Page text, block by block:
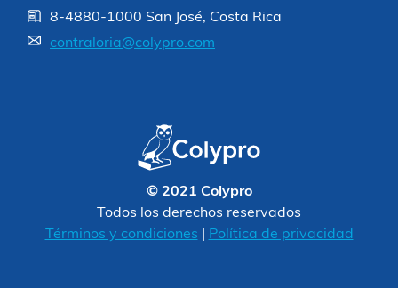
8-4880-1000 San José, Costa Rica
contraloria@colypro.com
© 2021 Colypro
Todos los derechos reservados
Términos y condiciones
Política de privacidad